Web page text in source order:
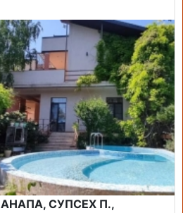
АНАПА, СУПСЕХ П.,